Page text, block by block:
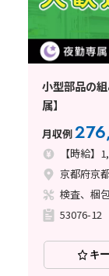
小型部品の
属】
月収例
【時給】
京都府京
検査、梱
53076-12
キ